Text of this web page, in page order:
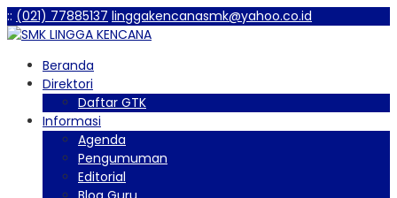
:: (021) 77885137 linggakencanasmk@yahoo.co.id
Beranda
Direktori
Daftar GTK
Informasi
Agenda
Pengumuman
Editorial